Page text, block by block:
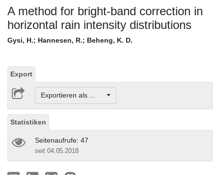
A method for bright-band correction in
horizontal rain intensity distributions
Gysi, H.; Hannesen, R.; Beheng, K. D.
Export
Exportieren als ...
Statistiken
Seitenaufrufe: 47
seit 04.05.2018